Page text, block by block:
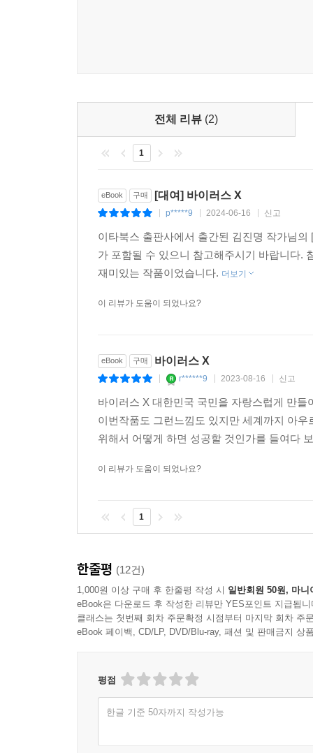
전체 리뷰 (2)
1
eBook 구매 [대여] 바이러스 X
p*****9 2024-06-16 신고
이타북스 출판사에서 출간된 김진명 작가님
가 포함될 수 있으니 참고해주시기 바랍니다.
재미있는 작품이었습니다. 더보기
이 리뷰가 도움이 되었나요?
eBook 구매 바이러스 X
r******9 2023-08-16 신고
바이러스 X 대한민국 국민을 자랑스럽게 만
이번작품도 그런느낌도 있지만 세계까지 아
위해서 어떻게 하면 성공할 것인가를 들여다
이 리뷰가 도움이 되었나요?
1
한줄평 (12건)
1,000원 이상 구매 후 한줄평 작성 시 일반회원 50원, 마니
eBook은 다운로드 후 작성한 리뷰만 YES포인트 지급됩니
클래스는 첫번째 회차 주문확정 시점부터 마지막 회차 주
eBook 페이백, CD/LP, DVD/Blu-ray, 패션 및 판매금지 상
평점
한글 기준 50자까지 작성가능